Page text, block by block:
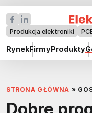
Produkcja elektroniki
RynekFirmyProdukty
STRONA GŁÓWNA »